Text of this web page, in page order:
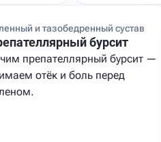
и тазобедренный сустав
бурсит
препателлярный бурсит —
отёк и боль перед